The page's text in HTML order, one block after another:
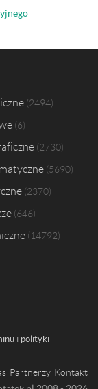
2494
6
2730
5690
2370
646
14792
i polityki
Partnerzy Kontakt